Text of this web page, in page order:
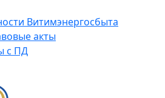
Витимэнергосбыта
акты
с ПД